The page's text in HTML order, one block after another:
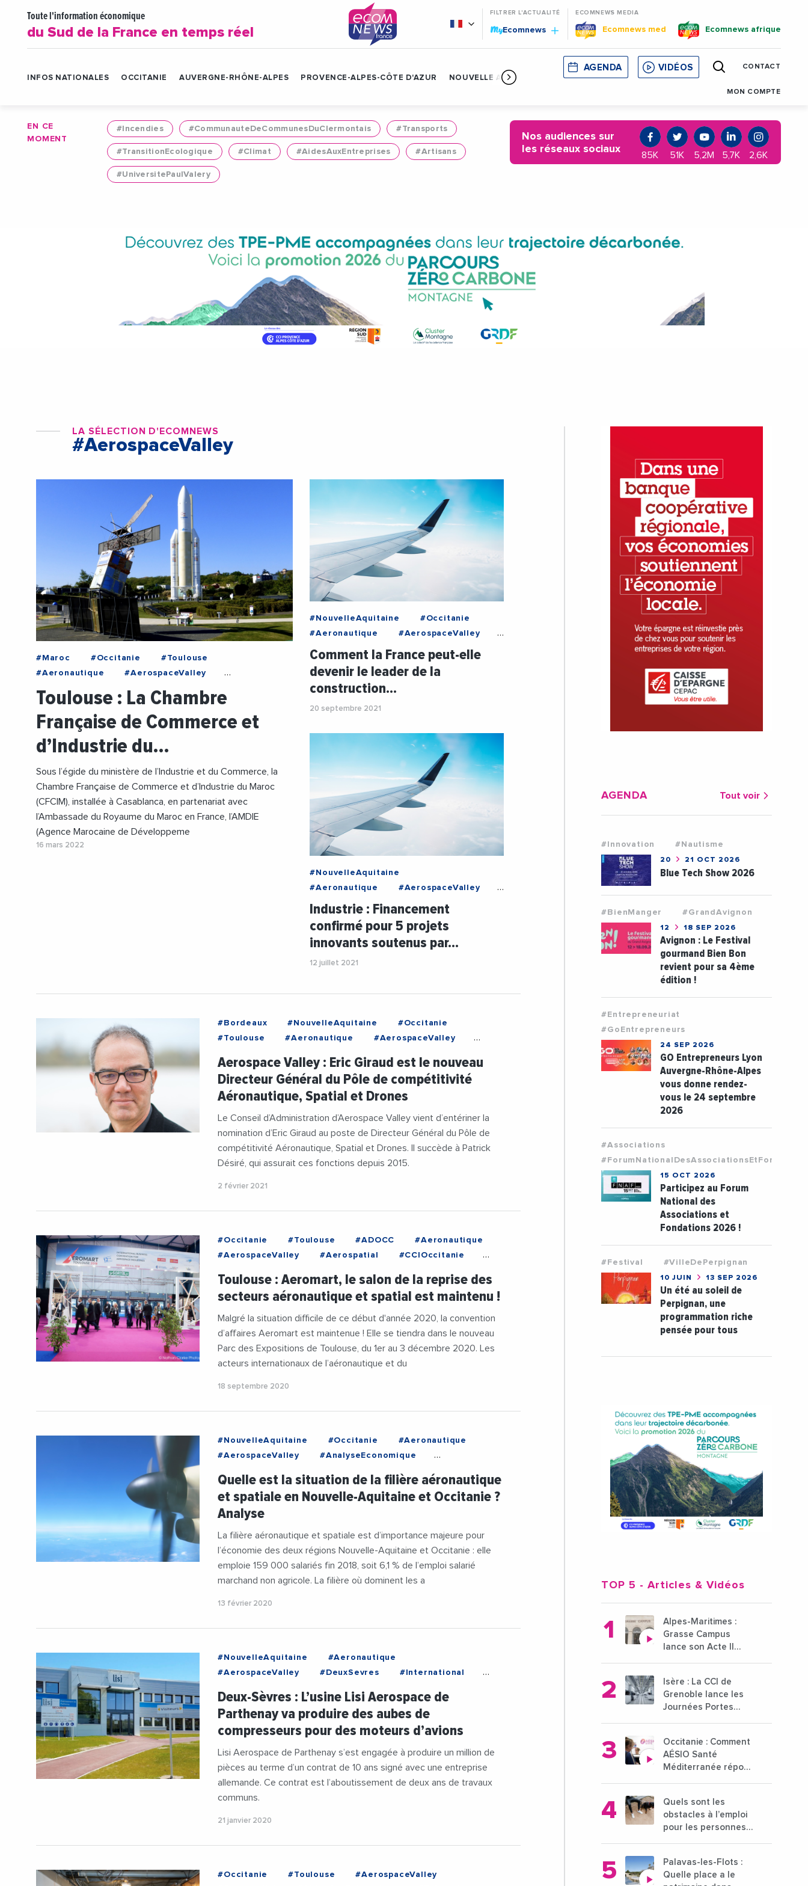
Toute l'information économique
du Sud de la France en temps réel
FILTRER L'ACTUALITÉ
MyEcomnews
ECOMNEWS MEDIA
Ecomnews med Ecomnews afrique
INFOS NATIONALES OCCITANIE AUVERGNE-RHÔNE-ALPES PROVENCE-ALPES-CÔTE D'AZUR NOUVELLE AQUITAINE CORSE MONACO CATALOGNE
AGENDA VIDÉOS CONTACT
MON COMPTE
EN CE
MOMENT
#Incendies #CommunauteDeCommunesDuClermontais #Transports
#TransitionEcologique #Climat #AidesAuxEntreprises #Artisans
#UniversitePaulValery
Nos audiences sur
les réseaux sociaux
85K 51K 5,2M 5,7K 2,6K
LA SÉLECTION D'ECOMNEWS
#AerospaceValley
#Maroc #Occitanie
#Toulouse
#Aeronautique
#AerospaceValley
#Maroc
#Occitanie #Toulouse
Toulouse : La Chambre
Française de Commerce et
d’Industrie du…
Sous l’égide du ministère de l’Industrie et du Commerce, la
Chambre Française de Commerce et d’Industrie du Maroc
(CFCIM), installée à Casablanca, en partenariat avec
l’Ambassade du Royaume du Maroc en France, l’AMDIE
(Agence Marocaine de Développeme
16 mars 2022
#NouvelleAquitaine
#Occitanie
#Aeronautique
#AerospaceValley
#CaroleDelga
#Occitanie
#RegionOccitanie1
Comment la France peut-elle
devenir le leader de la
construction…
20 septembre 2021
#NouvelleAquitaine
#Aeronautique
#AerospaceValley
#Economie
#Entreprises
Industrie : Financement
confirmé pour 5 projets
innovants soutenus par…
12 juillet 2021
#Bordeaux #NouvelleAquitaine
#Occitanie
#Toulouse
#Aeronautique
#AerospaceValley
#Occitanie
#Toulouse #VieDesEntreprises
Aerospace Valley : Eric Giraud est le nouveau
Directeur Général du Pôle de compétitivité
Aéronautique, Spatial et Drones
Le Conseil d’Administration d’Aerospace Valley vient d’entériner la
nomination d’Eric Giraud au poste de Directeur Général du Pôle de
compétitivité Aéronautique, Spatial et Drones. Il succède à Patrick
Désiré, qui assurait ces fonctions depuis 2015.
2 février 2021
#Occitanie #Toulouse #ADOCC
#Aeronautique
#AerospaceValley
#Aerospatial
#CCIOccitanie
#RegionOccitanie
#Toulouse
Toulouse : Aeromart, le salon de la reprise des
secteurs aéronautique et spatial est maintenu !
Malgré la situation difficile de ce début d'année 2020, la convention
d’affaires Aeromart est maintenue ! Elle se tiendra dans le nouveau
Parc des Expositions de Toulouse, du 1er au 3 décembre 2020. Les
acteurs internationaux de l’aéronautique et du
18 septembre 2020
#NouvelleAquitaine #Occitanie
#Aeronautique
#AerospaceValley
#AnalyseEconomique
#Occitanie
Quelle est la situation de la filière aéronautique
et spatiale en Nouvelle-Aquitaine et Occitanie ?
Analyse
La filière aéronautique et spatiale est d’importance majeure pour
l’économie des deux régions Nouvelle-Aquitaine et Occitanie : elle
emploie 159 000 salariés fin 2018, soit 6,1 % de l’emploi salarié
marchand non agricole. La filière où dominent les a
13 février 2020
#NouvelleAquitaine
#Aeronautique
#AerospaceValley
#DeuxSevres
#International
Deux-Sèvres : L’usine Lisi Aerospace de
Parthenay va produire des aubes de
compresseurs pour des moteurs d’avions
Lisi Aerospace de Parthenay s’est engagée à produire un million de
pièces au terme d’un contrat de 10 ans signé avec une entreprise
allemande. Ce contrat est l’aboutissement de deux ans de travaux
communs.
21 janvier 2020
#Occitanie #Toulouse
#AerospaceValley
AGENDA Tout voir
#Innovation #Nautisme
20 21 OCT 2026
Blue Tech Show 2026
#BienManger #GrandAvignon
12 18 SEP 2026
Avignon : Le Festival
gourmand Bien Bon
revient pour sa 4ème
édition !
#Entrepreneuriat
#GoEntrepreneurs
24 SEP 2026
GO Entrepreneurs Lyon
Auvergne-Rhône-Alpes
vous donne rendez-
vous le 24 septembre
2026
#Associations
15 OCT 2026
Participez au Forum
National des
Associations et
Fondations 2026 !
#Festival #VilleDePerpignan
10 JUIN 13 SEP 2026
Un été au soleil de
Perpignan, une
programmation riche
pensée pour tous
TOP 5 - Articles & Vidéos
Alpes-Maritimes :
Grasse Campus
lance son Acte II
pour l'enseignement
supérieur
Isère : La CCI de
Grenoble lance les
Journées Portes
21 octobre 2024
Occitanie : Comment
AÉSIO Santé
Méditerranée répond
médicaux ?
Quels sont les
obstacles à l’emploi
pour les personnes
Palavas-les-Flots :
Quelle place a le